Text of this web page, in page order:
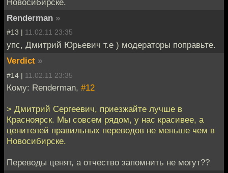
Новосибирске.
Renderman »
#13 | 11.02.11 23:35
упс, Дмитрий Юрьевич т.е ) модераторы поправьте.
Verdict »
#14 | 11.02.11 23:35
Кому: Renderman, #12
> Дмитрий Сергеевич, приезжайте лучше в
Красноярск. Мы совсем рядом, у нас красивее, а
ценителей правильных переводов не меньше чем в
Новосибирске.
Переводы ценят, а отчество запомнить не могут??